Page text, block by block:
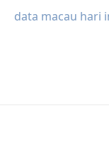
data macau hari